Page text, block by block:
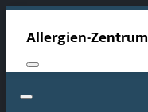
Allergien-Zentrum